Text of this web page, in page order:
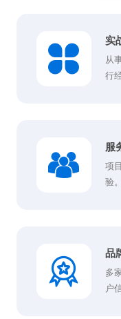
实
从
行
服
项
验。
品
多
户